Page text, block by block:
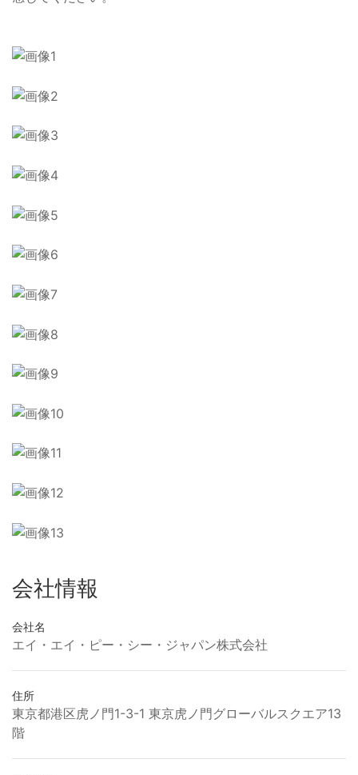
会社情報
会社名
エイ・エイ・ピー・シー・ジャパン株式会社
住所
東京都港区虎ノ門1-3-1 東京虎ノ門グローバルスクエア13
階